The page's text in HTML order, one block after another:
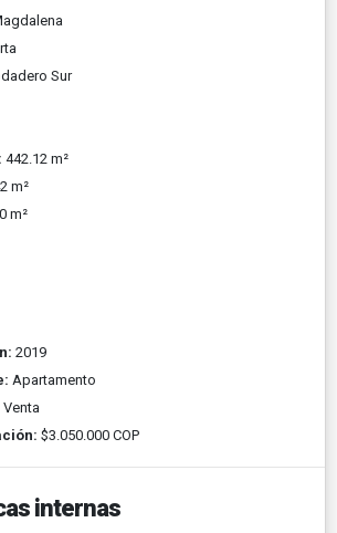
Sur
442.12 m²
m²
m²
2019
Apartamento
Venta
$3.050.000 COP
internas